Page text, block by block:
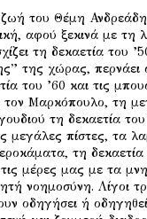
του Θέμη Ανδρεάδη
αφού ξεκινά με τη
τη δεκαετία του
της χώρας, περνάει
του ’60 και τις
τον Μαρκόπουλο, τη
τη δεκαετία
μεγάλες πίστες, τα
τη
μέρες μας με τα
νοημοσύνη. Λίγοι
οδηγήσει ή